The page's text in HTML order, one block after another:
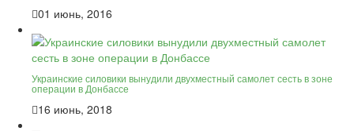
01 июнь, 2016
Украинские силовики вынудили двухместный самолет сесть в зоне
операции в Донбассе
16 июнь, 2018